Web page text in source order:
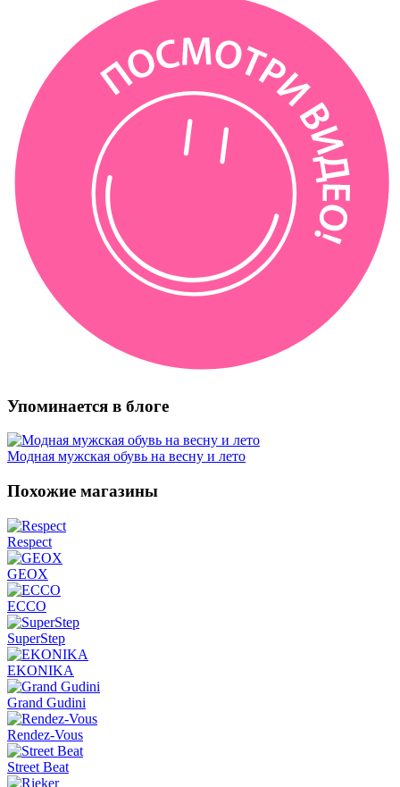
Упоминается в блоге
Модная мужская обувь на весну и лето
Похожие магазины
Respect
GEOX
ECCO
SuperStep
EKONIKA
Grand Gudini
Rendez-Vous
Street Beat